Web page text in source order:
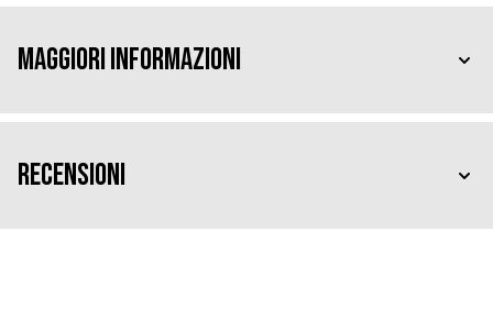
Maggiori Informazioni
Recensioni